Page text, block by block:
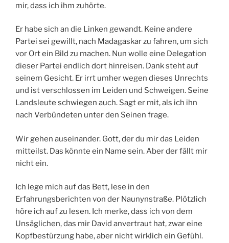
mir, dass ich ihm zuhörte.
Er habe sich an die Linken gewandt. Keine andere
Partei sei gewillt, nach Madagaskar zu fahren, um sich
vor Ort ein Bild zu machen. Nun wolle eine Delegation
dieser Partei endlich dort hinreisen. Dank steht auf
seinem Gesicht. Er irrt umher wegen dieses Unrechts
und ist verschlossen im Leiden und Schweigen. Seine
Landsleute schwiegen auch. Sagt er mit, als ich ihn
nach Verbündeten unter den Seinen frage.
Wir gehen auseinander. Gott, der du mir das Leiden
mitteilst. Das könnte ein Name sein. Aber der fällt mir
nicht ein.
Ich lege mich auf das Bett, lese in den
Erfahrungsberichten von der Naunynstraße. Plötzlich
höre ich auf zu lesen. Ich merke, dass ich von dem
Unsäglichen, das mir David anvertraut hat, zwar eine
Kopfbestürzung habe, aber nicht wirklich ein Gefühl.